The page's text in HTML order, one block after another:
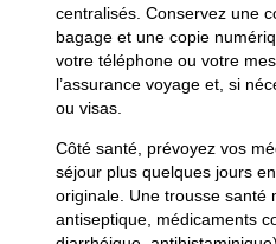
centralisés. Conservez une
bagage et une copie
votre téléphone ou votre
l’assurance voyage et, si
ou visas.
Côté santé, prévoyez vos
séjour plus quelques jours
originale. Une trousse santé
antiseptique, médicaments